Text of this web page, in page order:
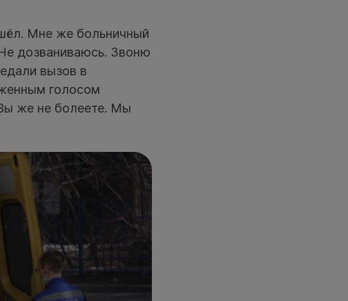
Мне же больничный
дозваниваюсь. Звоню
вызов в
голосом
же не болеете. Мы